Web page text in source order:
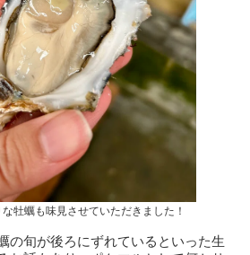
蠣も味見させていただきました！
の旬が後ろにずれているといった生